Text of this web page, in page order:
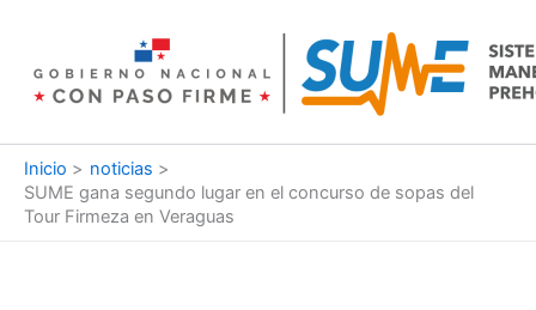
contenido
Inicio
noticias
SUME gana segundo lugar en el concurso de sopas del
Tour Firmeza en Veraguas